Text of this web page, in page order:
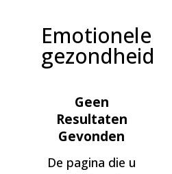
Emotionele
gezondheid
Geen
Resultaten
Gevonden
De pagina die u